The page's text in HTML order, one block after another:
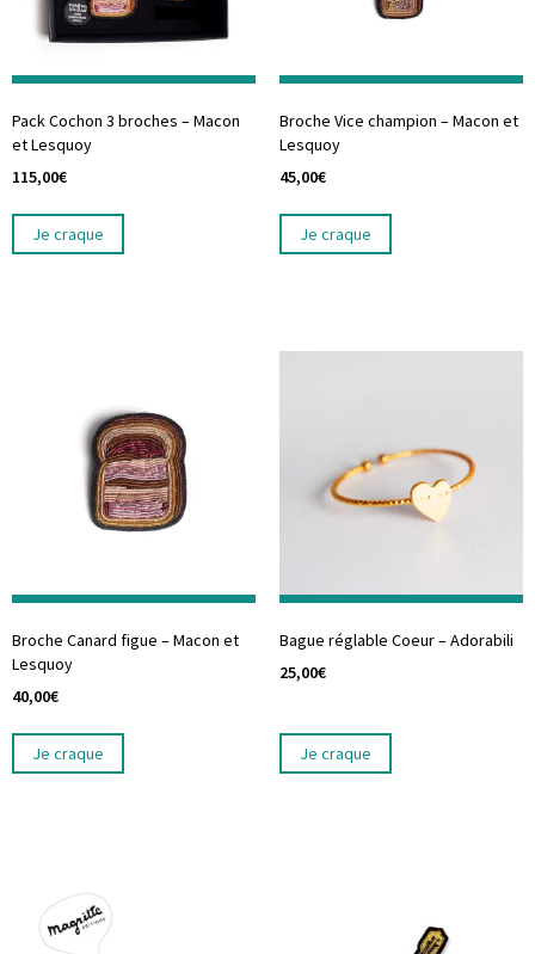
Pack Cochon 3 broches – Macon
et Lesquoy
115,00€
Je craque
Broche Vice champion – Macon et
Lesquoy
45,00€
Je craque
Broche Canard figue – Macon et
Lesquoy
40,00€
Je craque
Bague réglable Coeur – Adorabili
25,00€
Je craque